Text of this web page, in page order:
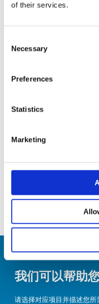
of their services.
Selection
Necessary
Preferences
Statistics
Marketing
展览会
9月26
我们可以帮助
请选择对应项目并描述您